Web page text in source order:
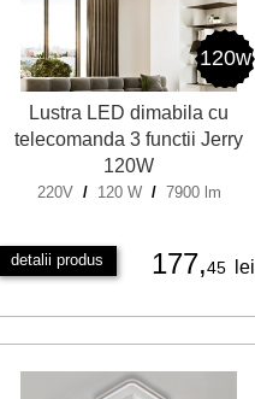
120w
Lustra LED dimabila cu
telecomanda 3 functii Jerry
120W
220V / 120 W / 7900 lm
detalii produs 177,45 lei